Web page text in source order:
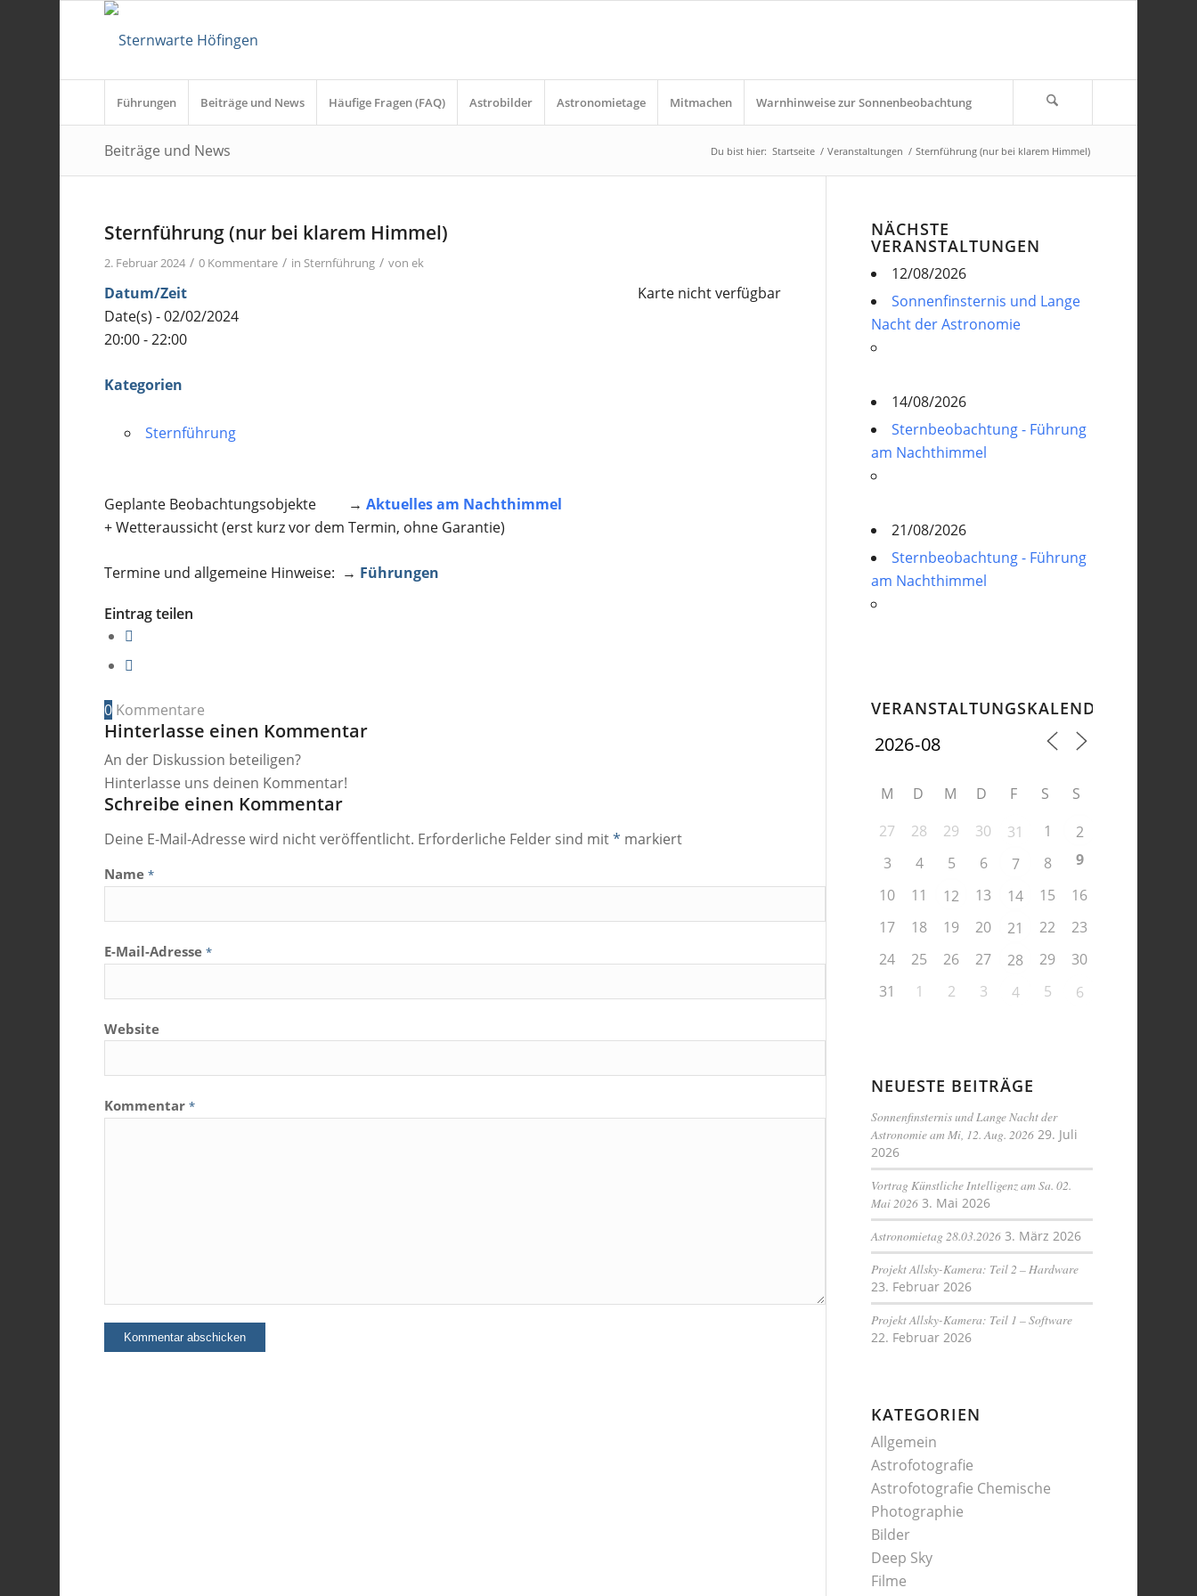
Führungen Beiträge und News Häufige Fragen (FAQ) Astrobilder Astronomietage Mitmachen Warnhinweise zur Sonnenbeobachtung
Beiträge und News Du bist hier: Startseite / Veranstaltungen / Sternführung (nur bei klarem Himmel)
Sternführung (nur bei klarem Himmel)
2. Februar 2024 / 0 Kommentare / in Sternführung / vonek
Karte nicht verfügbar
Datum/Zeit
Date(s) - 02/02/2024
20:00 - 22:00
Kategorien
Sternführung
Geplante Beobachtungsobjekte →Aktuelles am Nachthimmel
+ Wetteraussicht (erst kurz vor dem Termin, ohne Garantie)
Termine und allgemeine Hinweise: → Führungen
Eintrag teilen
0 Kommentare
Hinterlasse einen Kommentar
An der Diskussion beteiligen?
Hinterlasse uns deinen Kommentar!
Schreibe einen Kommentar
Deine E-Mail-Adresse wird nicht veröffentlicht. Erforderliche Felder sind mit* markiert
Name*
E-Mail-Adresse*
Website
Kommentar*
NÄCHSTE
VERANSTALTUNGEN
12/08/2026
Sonnenfinsternis und Lange
Nacht der Astronomie
14/08/2026
Sternbeobachtung - Führung
am Nachthimmel
21/08/2026
Sternbeobachtung - Führung
am Nachthimmel
VERANSTALTUNGSKALENDER
M D M D F S
S
27
28 29 30 31 1
2
3
4 5 6 7 8
9
10
11 12 13 14 15
16
17
18 19 20 21 22
23
24
25 26 27 28 29
30
31
1 2 3 4 5 6
NEUESTE BEITRÄGE
Sonnenfinsternis und Lange Nacht der
Astronomie am Mi, 12. Aug. 2026 29. Juli
2026
Vortrag Künstliche Intelligenz am Sa. 02.
Mai 2026 3. Mai 2026
Astronomietag 28.03.2026 3. März 2026
Projekt Allsky-Kamera: Teil 2 – Hardware
23. Februar 2026
Projekt Allsky-Kamera: Teil 1 – Software
22. Februar 2026
KATEGORIEN
Allgemein
Astrofotografie
Astrofotografie Chemische
Photographie
Bilder
Deep Sky
Filme